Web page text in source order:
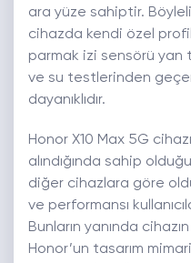
ara yüze sahiptir.
cihazda kendi özel
parmak izi sensörü
ve su testlerinden
dayanıklıdır.
Honor X10 Max 5G
alındığında sahip
diğer cihazlara göre
ve performansı
Bunların yanında
Honor’un tasarım